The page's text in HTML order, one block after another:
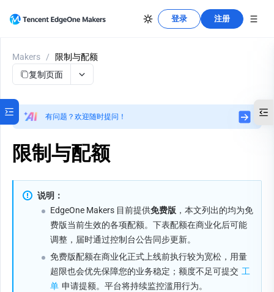
登录 注册
Makers /
限制与配额
复制页面
有问题？欢迎随时提问！
限制与配额
说明：
EdgeOne Makers 目前提供免费版 ，本文列出的均为免
费版当前生效的各项配额。下表配额在商业化后可能
调整，届时通过控制台公告同步更新。
免费版配额在商业化正式上线前执行较为宽松，用量
超限也会优先保障您的业务稳定；额度不足可提交 工
单 申请提额。平台将持续监控滥用行为。